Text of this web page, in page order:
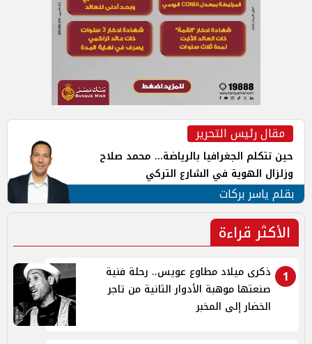
مقال رئيس التحرير
حين تتكلم الجغرافيا بالرياضة... محمد صلاح
وزلزال الهوية في الشارع التركي
بقلم ياسر بركات
الأكثر قراءة
1
ذكرى ميلاد مطاوع عويس.. رحلة فنية
صنعتها موهبة الأدوار الثانية من تاجر
الخضار إلى المخبر